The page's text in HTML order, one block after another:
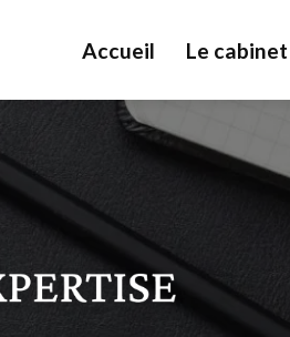
Accueil Le cabinet